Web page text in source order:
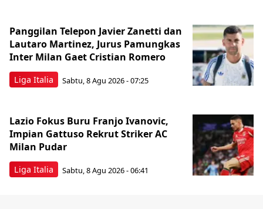
Liga Italia
Panggilan Telepon Javier Zanetti dan
Lautaro Martinez, Jurus Pamungkas
Inter Milan Gaet Cristian Romero
Sabtu, 8 Agu 2026 - 07:25
Liga Italia
Lazio Fokus Buru Franjo Ivanovic,
Impian Gattuso Rekrut Striker AC
Milan Pudar
Sabtu, 8 Agu 2026 - 06:41